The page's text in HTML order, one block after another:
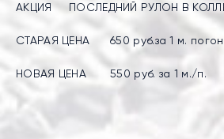
АКЦИЯ ПОСЛЕДНИЙ РУЛОН В
СТАРАЯ ЦЕНА 650 руб.за 1 м.
НОВАЯ ЦЕНА 550 руб. за 1 м./п.